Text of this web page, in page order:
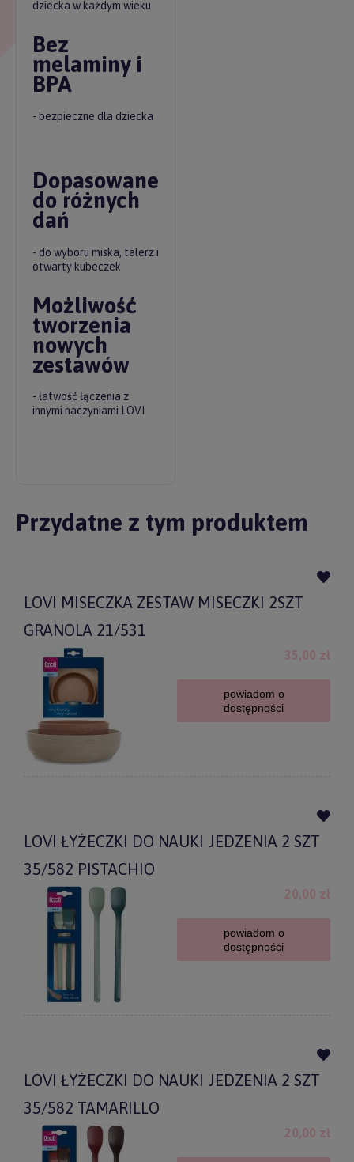
dziecka w każdym wieku
Bez
melaminy i
BPA
- bezpieczne dla dziecka
Dopasowane
do różnych
dań
- do wyboru miska, talerz i
otwarty kubeczek
Możliwość
tworzenia
nowych
zestawów
- łatwość łączenia z
innymi naczyniami LOVI
Przydatne z tym produktem
LOVI MISECZKA ZESTAW MISECZKI 2SZT
GRANOLA 21/531
35,00 zł
powiadom o
dostępności
LOVI ŁYŻECZKI DO NAUKI JEDZENIA 2 SZT
35/582 PISTACHIO
20,00 zł
powiadom o
dostępności
LOVI ŁYŻECZKI DO NAUKI JEDZENIA 2 SZT
35/582 TAMARILLO
20,00 zł